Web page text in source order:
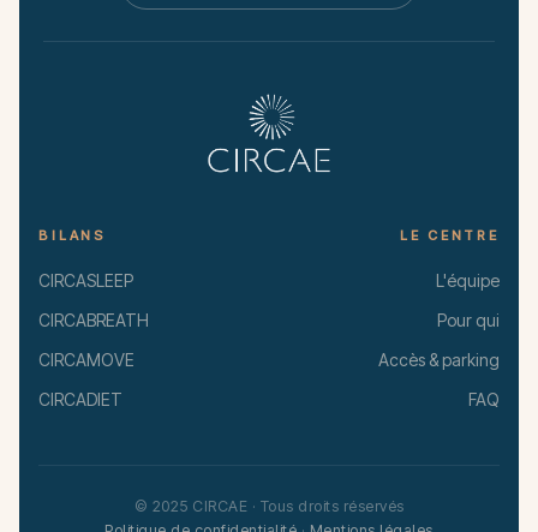
BILANS
CIRCASLEEP
CIRCABREATH
CIRCAMOVE
CIRCADIET
LE CENTRE
L'équipe
Pour qui
Accès & parking
FAQ
© 2025 CIRCAE · Tous droits réservés